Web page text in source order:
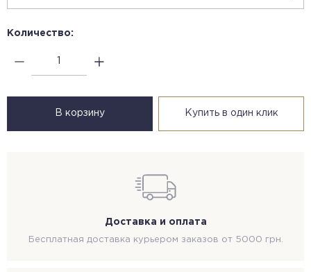
Количество:
В корзину Купить в один клик
Доставка и оплата
Бесплатная доставка курьером заказов от 5000 грн.